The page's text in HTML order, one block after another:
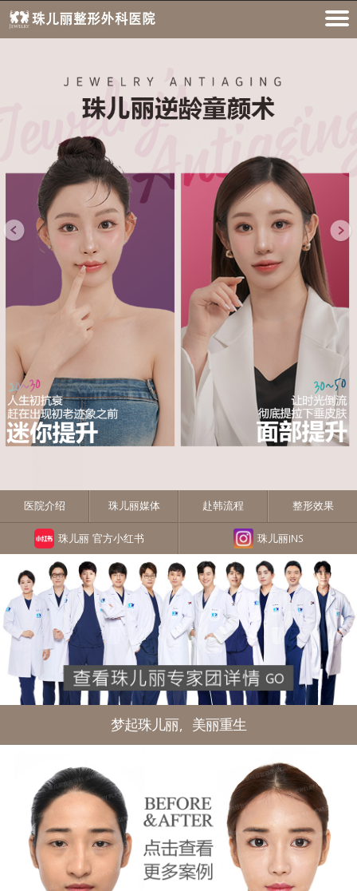
医院介绍 珠儿丽媒体 赴韩流程 整形效果
珠儿丽 官方小红书 珠儿丽INS
梦起珠儿丽，美丽重生